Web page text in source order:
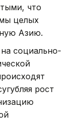
что
целых
Азию.
социально-
рост